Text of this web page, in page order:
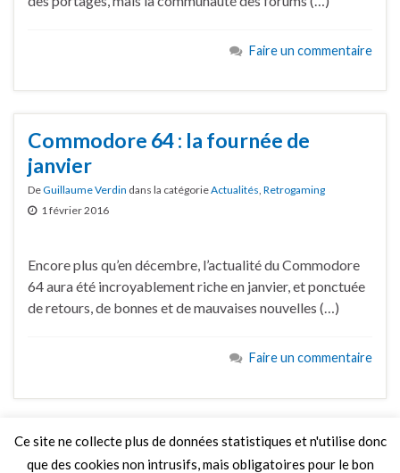
Faire un commentaire
Commodore 64 : la fournée de
janvier
DeGuillaume Verdin dans la catégorieActualités, Retrogaming
1 février 2016
Encore plus qu’en décembre, l’actualité du Commodore
64 aura été incroyablement riche en janvier, et ponctuée
de retours, de bonnes et de mauvaises nouvelles (…)
Faire un commentaire
Ce site ne collecte plus de données statistiques et n'utilise donc
que des cookies non intrusifs, mais obligatoires pour le bon